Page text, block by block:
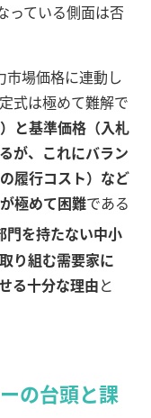
っている側面は否
市場価格に連動し
式は極めて難解で
と基準価格（入札
が、これにバラン
履行コスト）など
極めて困難である
門を持たない中小
り組む需要家に
る十分な理由と
の台頭と課